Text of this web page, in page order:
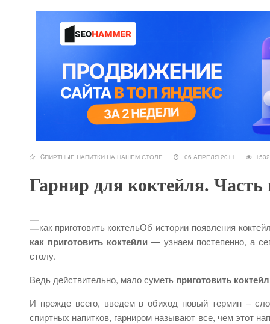
CПИРТНЫЕ НАПИТКИ НА НАШЕМ СТОЛЕ 06 АПРЕЛЯ 2011
Гарнир для коктейля. Часть
Об истории появления
как приготовить коктейли — узнаем постепенно, а
столу.
Ведь действительно, мало суметь приготовить
И прежде всего, введем в обиход новый термин –
спиртных напитков, гарниром называют все, чем этот